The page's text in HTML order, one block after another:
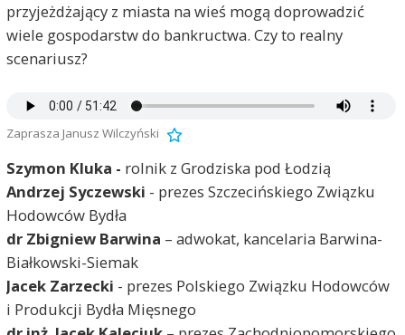
przyjeżdżający z miasta na wieś mogą doprowadzić
wiele gospodarstw do bankructwa. Czy to realny
scenariusz?
Zaprasza Janusz Wilczyński
Szymon Kluka - rolnik z Grodziska pod Łodzią
Andrzej Syczewski - prezes Szczecińskiego Związku
Hodowców Bydła
dr Zbigniew Barwina – adwokat, kancelaria Barwina-
Białkowski-Siemak
Jacek Zarzecki - prezes Polskiego Związku Hodowców
i Produkcji Bydła Mięsnego